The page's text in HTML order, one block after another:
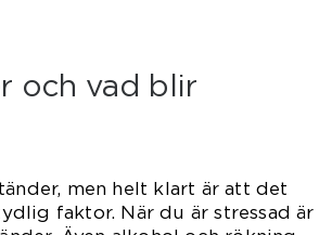
och vad blir
men helt klart är att det
faktor. När du är stressad är